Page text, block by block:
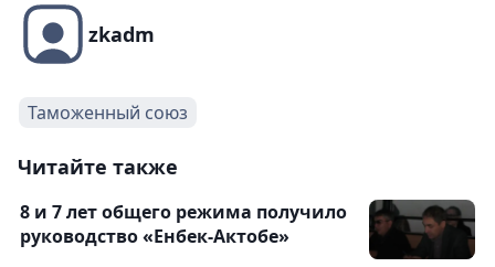
zkadm
Таможенный союз
Читайте также
8 и 7 лет общего режима получило
руководство «Енбек-Актобе»